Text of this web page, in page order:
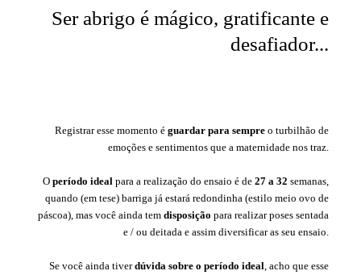
Ser abrigo é mágico, gratificante e
desafiador...
Registrar esse momento é guardar para sempre o turbilhão de
emoções e sentimentos que a maternidade nos traz.
O período ideal para a realização do ensaio é de 27 a 32 semanas,
quando (em tese) barriga já estará redondinha (estilo meio ovo de
páscoa), mas você ainda tem disposição para realizar poses sentada
e / ou deitada e assim diversificar as seu ensaio.
Se você ainda tiverdúvida sobre o período ideal , acho que esse